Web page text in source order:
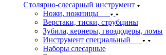
Столярно-слесарный инструмент
Ножи, ножницы
Верстаки, тиски, струбцины
Зубила, кернеры, гвоздодеры, ломы
Инструмент специальный
Наборы слесарные